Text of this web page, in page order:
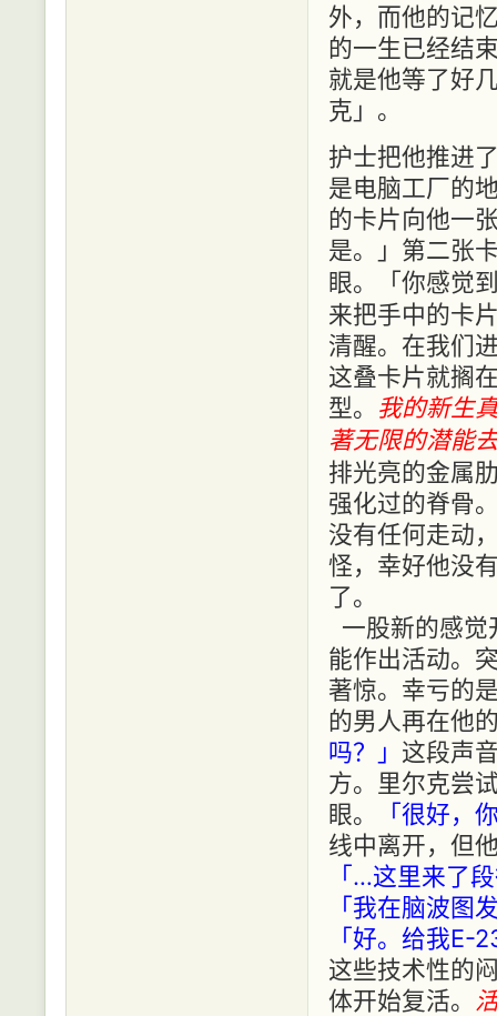
外，而他的记
的一生已经结
就是他等了好
克」。
护士把他推进
是电脑工厂的
的卡片向他一
是。」第二张
眼。「你感觉
来把手中的卡
清醒。在我们
这叠卡片就搁
型。 我的新生
著无限的潜能
排光亮的金属
强化过的脊骨
没有任何走动
怪，幸好他没
了。
一股新的感
能作出活动。
著惊。幸亏的
的男人再在他
吗？」 这段声
方。里尔克尝
眼。
「很好，
线中离开，但
「…这里来了
「我在脑波图
「好。给我E-
这些技术性的
体开始复活。